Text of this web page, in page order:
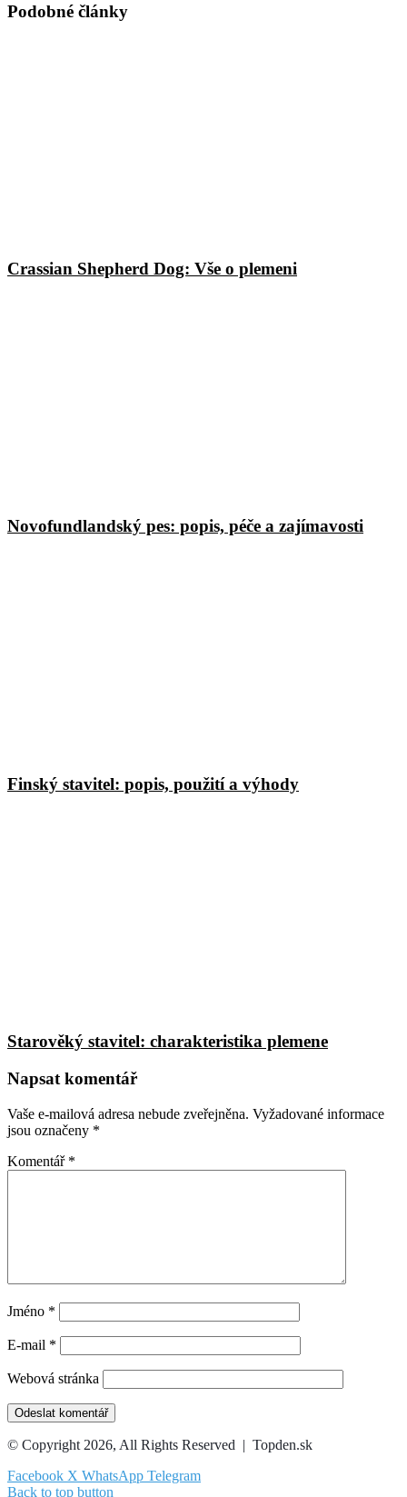
Podobné články
Crassian Shepherd Dog: Vše o plemeni
Novofundlandský pes: popis, péče a zajímavosti
Finský stavitel: popis, použití a výhody
Starověký stavitel: charakteristika plemene
Napsat komentář
Vaše e-mailová adresa nebude zveřejněna. Vyžadované informace
jsou označeny *
Komentář *
Jméno *
E-mail *
Webová stránka
© Copyright 2026, All Rights Reserved | Topden.sk
Facebook X WhatsApp Telegram
Back to top button